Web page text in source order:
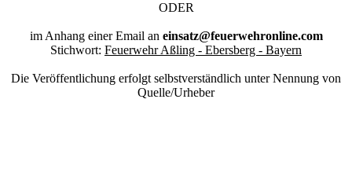
ODER
im Anhang einer Email an einsatz@feuerwehronline.com
Stichwort: Feuerwehr Aßling - Ebersberg - Bayern
Die Veröffentlichung erfolgt selbstverständlich unter Nennung von
Quelle/Urheber